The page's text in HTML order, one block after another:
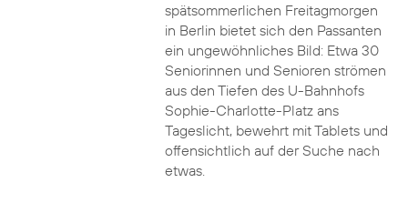
spätsommerlichen Freitagmorgen
in Berlin bietet sich den Passanten
ein ungewöhnliches Bild: Etwa 30
Seniorinnen und Senioren strömen
aus den Tiefen des U-Bahnhofs
Sophie-Charlotte-Platz ans
Tageslicht, bewehrt mit Tablets und
offensichtlich auf der Suche nach
etwas.